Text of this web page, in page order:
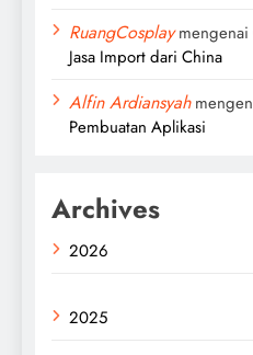
RuangCosplaymengenai
Jasa Import dari China
Alfin Ardiansyah
Pembuatan Aplikasi
Archives
2026
2025